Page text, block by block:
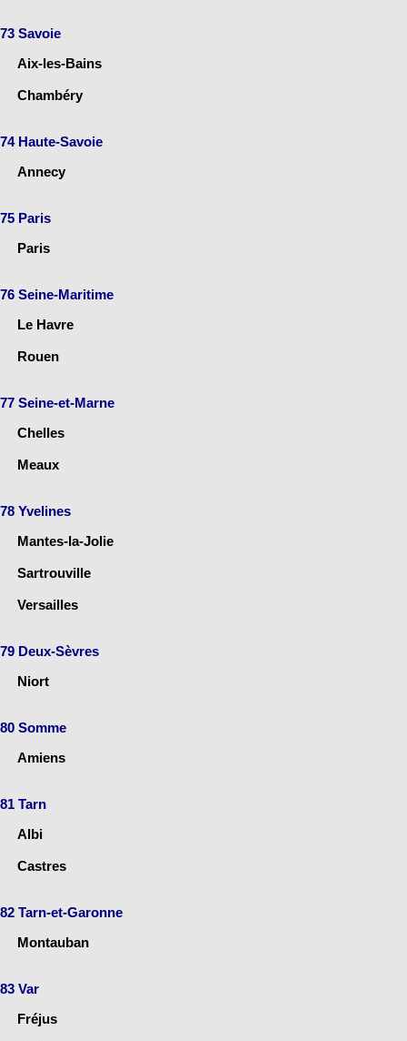
73 Savoie
Aix-les-Bains
Chambéry
74 Haute-Savoie
Annecy
75 Paris
Paris
76 Seine-Maritime
Le Havre
Rouen
77 Seine-et-Marne
Chelles
Meaux
78 Yvelines
Mantes-la-Jolie
Sartrouville
Versailles
79 Deux-Sèvres
Niort
80 Somme
Amiens
81 Tarn
Albi
Castres
82 Tarn-et-Garonne
Montauban
83 Var
Fréjus